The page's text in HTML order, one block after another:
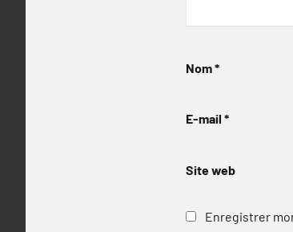
Nom*
E-mail *
Site web
Enregistrer